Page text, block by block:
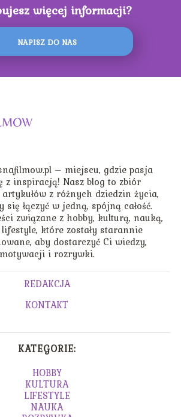
więcej informacji?
NAPISZ DO NAS
– miejscu, gdzie pasja
z inspiracją! Nasz blog to zbiór
z różnych dziedzin życia,
łączyć w jedną, spójną całość.
związane z hobby, kulturą, nauką,
które zostały starannie
aby dostarczyć Ci wiedzy,
motywacji i rozrywki.
REDAKCJA
KONTAKT
KATEGORIE:
HOBBY
KULTURA
LIFESTYLE
NAUKA